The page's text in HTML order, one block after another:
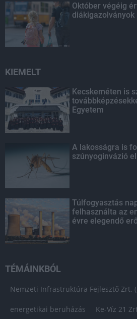
Október végéig
diákigazolványok
KIEMELT
Kecskeméten is
Egyetem
A lakosságra is
szúnyoginvázió
Túlfogyasztás
felhasználta az
évre elegendő
TÉMÁINKBÓL
Nemzeti Infrastruktúra Fejlesztő Zrt.
energetikai beruházás Ke-Víz 21